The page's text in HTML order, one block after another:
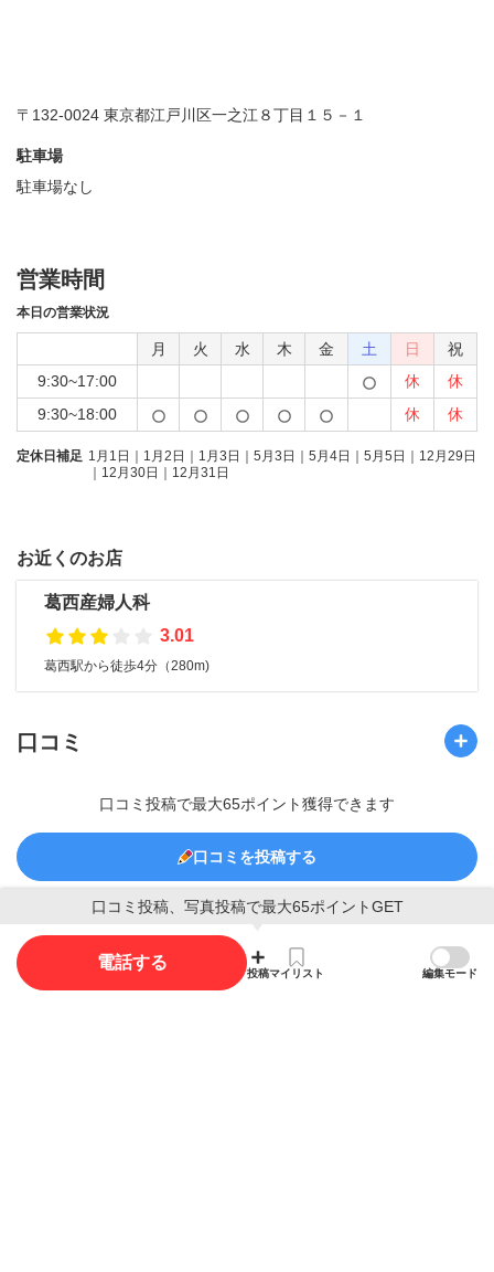
〒132-0024 東京都江戸川区一之江８丁目１５－１
駐車場
駐車場なし
営業時間
本日の営業状況
月 火 水 木 金 土 日
祝
9:30~17:00
休
休
9:30~18:00
休 休
定休日補足 1月1日｜1月2日｜1月3日｜5月3日｜5月4日｜5月5日｜12月29日
｜12月30日｜12月31日
お近くのお店
葛西産婦人科
3.01
葛西駅から徒歩4分（280m)
口コミ
口コミ投稿で最大65ポイント獲得できます
口コミを投稿する
写真
口コミ投稿、写真投稿で最大65ポイントGET
電話する
投稿マイリスト 編集モード